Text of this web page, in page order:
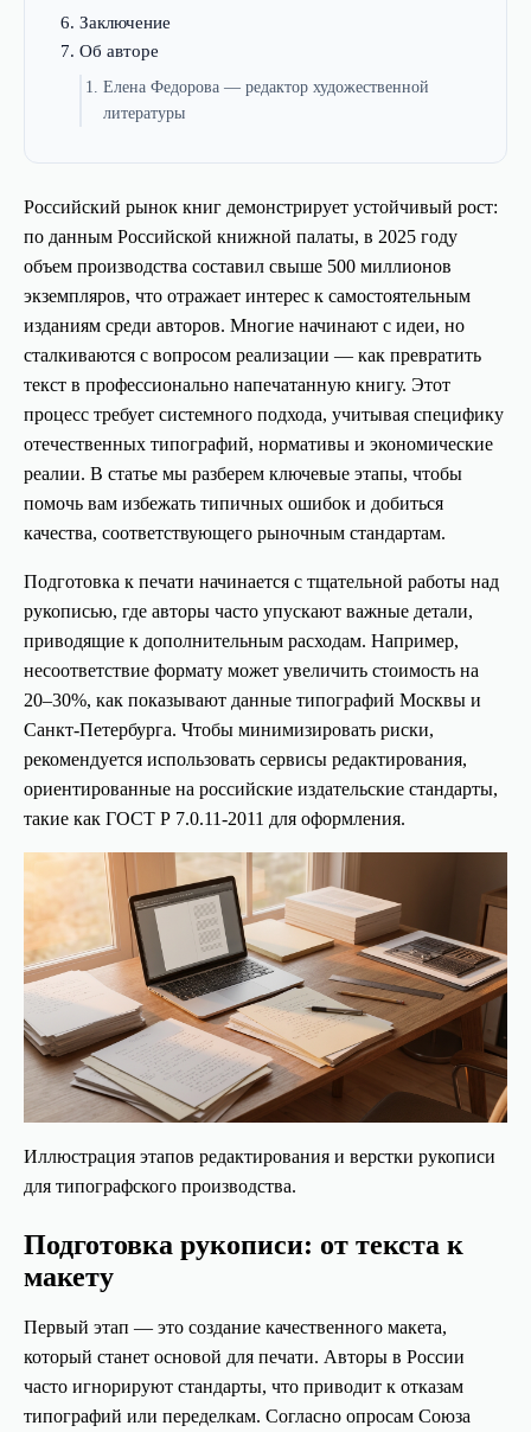
Заключение
Об авторе
Елена Федорова — редактор художественной
литературы
Российский рынок книг демонстрирует устойчивый рост:
по данным Российской книжной палаты, в 2025 году
объем производства составил свыше 500 миллионов
экземпляров, что отражает интерес к самостоятельным
изданиям среди авторов. Многие начинают с идеи, но
сталкиваются с вопросом реализации — как превратить
текст в профессионально напечатанную книгу. Этот
процесс требует системного подхода, учитывая специфику
отечественных типографий, нормативы и экономические
реалии. В статье мы разберем ключевые этапы, чтобы
помочь вам избежать типичных ошибок и добиться
качества, соответствующего рыночным стандартам.
Подготовка к печати начинается с тщательной работы над
рукописью, где авторы часто упускают важные детали,
приводящие к дополнительным расходам. Например,
несоответствие формату может увеличить стоимость на
20–30%, как показывают данные типографий Москвы и
Санкт-Петербурга. Чтобы минимизировать риски,
рекомендуется использовать сервисы редактирования,
ориентированные на российские издательские стандарты,
такие как ГОСТ Р 7.0.11-2011 для оформления.
Иллюстрация этапов редактирования и верстки рукописи
для типографского производства.
Подготовка рукописи: от текста к
макету
Первый этап — это создание качественного макета,
который станет основой для печати. Авторы в России
часто игнорируют стандарты, что приводит к отказам
типографий или переделкам. Согласно опросам Союза